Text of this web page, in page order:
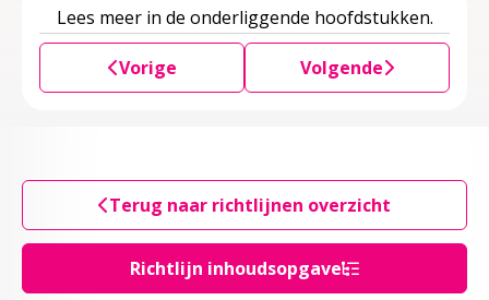
Richtlijn inhoudsopgave
Lees meer in de onderliggende hoofdstukken.
Vorige Volgende
Terug naar richtlijnen overzicht